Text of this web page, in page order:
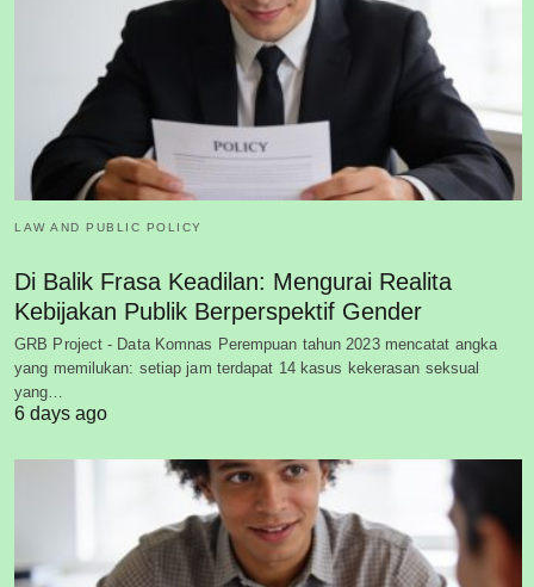
LAW AND PUBLIC POLICY
Di Balik Frasa Keadilan: Mengurai Realita
Kebijakan Publik Berperspektif Gender
GRB Project - Data Komnas Perempuan tahun 2023 mencatat angka
yang memilukan: setiap jam terdapat 14 kasus kekerasan seksual
yang…
6 days ago